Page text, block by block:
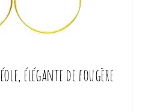
élégante de fougère